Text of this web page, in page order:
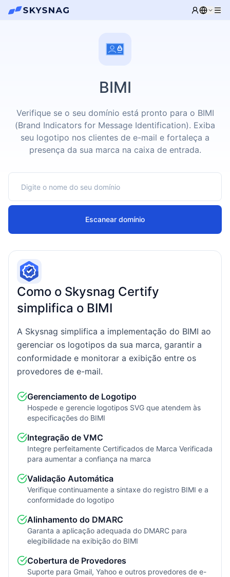
BIMI
Verifique se o seu domínio está pronto para o BIMI
(Brand Indicators for Message Identification). Exiba
seu logotipo nos clientes de e-mail e fortaleça a
presença da sua marca na caixa de entrada.
Escanear domínio
Como o Skysnag Certify
simplifica o BIMI
A Skysnag simplifica a implementação do BIMI ao
gerenciar os logotipos da sua marca, garantir a
conformidade e monitorar a exibição entre os
provedores de e-mail.
Gerenciamento de Logotipo
Hospede e gerencie logotipos SVG que atendem às
especificações do BIMI
Integração de VMC
Integre perfeitamente Certificados de Marca Verificada
para aumentar a confiança na marca
Validação Automática
Verifique continuamente a sintaxe do registro BIMI e a
conformidade do logotipo
Alinhamento do DMARC
Garanta a aplicação adequada do DMARC para
elegibilidade na exibição do BIMI
Cobertura de Provedores
Suporte para Gmail, Yahoo e outros provedores de e-